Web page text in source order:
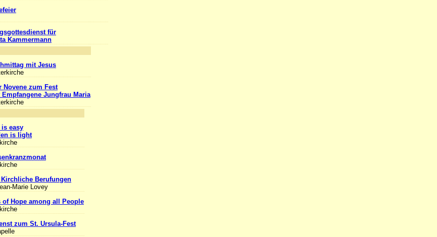
für
Kammermann
mit Jesus
Novene zum Fest
Empfangene Jungfrau Maria
is easy
is light
Berufungen
Marie Lovey
of Hope among all People
zum St. Ursula-Fest